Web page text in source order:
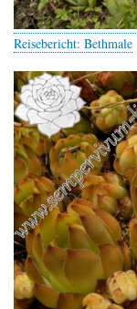
Reisebericht: Bethmale